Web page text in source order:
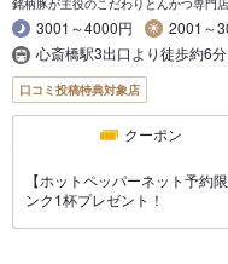
銘柄豚が主役のこだわりとんかつ専門店
3001～4000円
2001～
心斎橋駅3出口より徒歩約6分
口コミ投稿特典対象店
クーポン
【ホットペッパーネット予約
ンク1杯プレゼント！